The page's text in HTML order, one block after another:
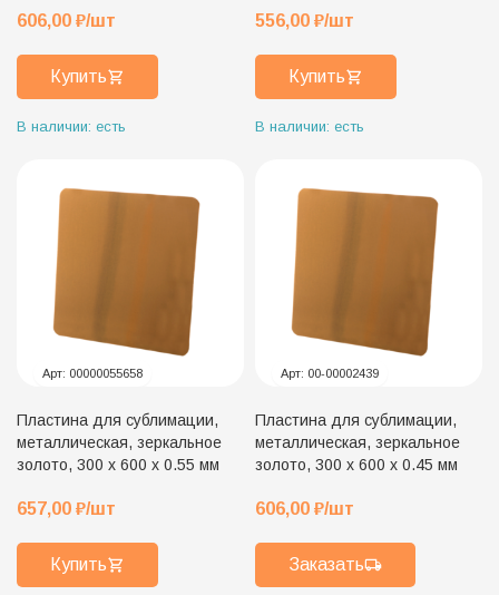
606,00 ₽/шт
Купить
В наличии: есть
556,00 ₽/шт
Купить
В наличии: есть
Арт: 00000055658
Пластина для сублимации,
металлическая, зеркальное
золото, 300 х 600 х 0.55 мм
657,00 ₽/шт
Купить
Арт: 00-00002439
Пластина для сублимации,
металлическая, зеркальное
золото, 300 х 600 х 0.45 мм
606,00 ₽/шт
Заказать